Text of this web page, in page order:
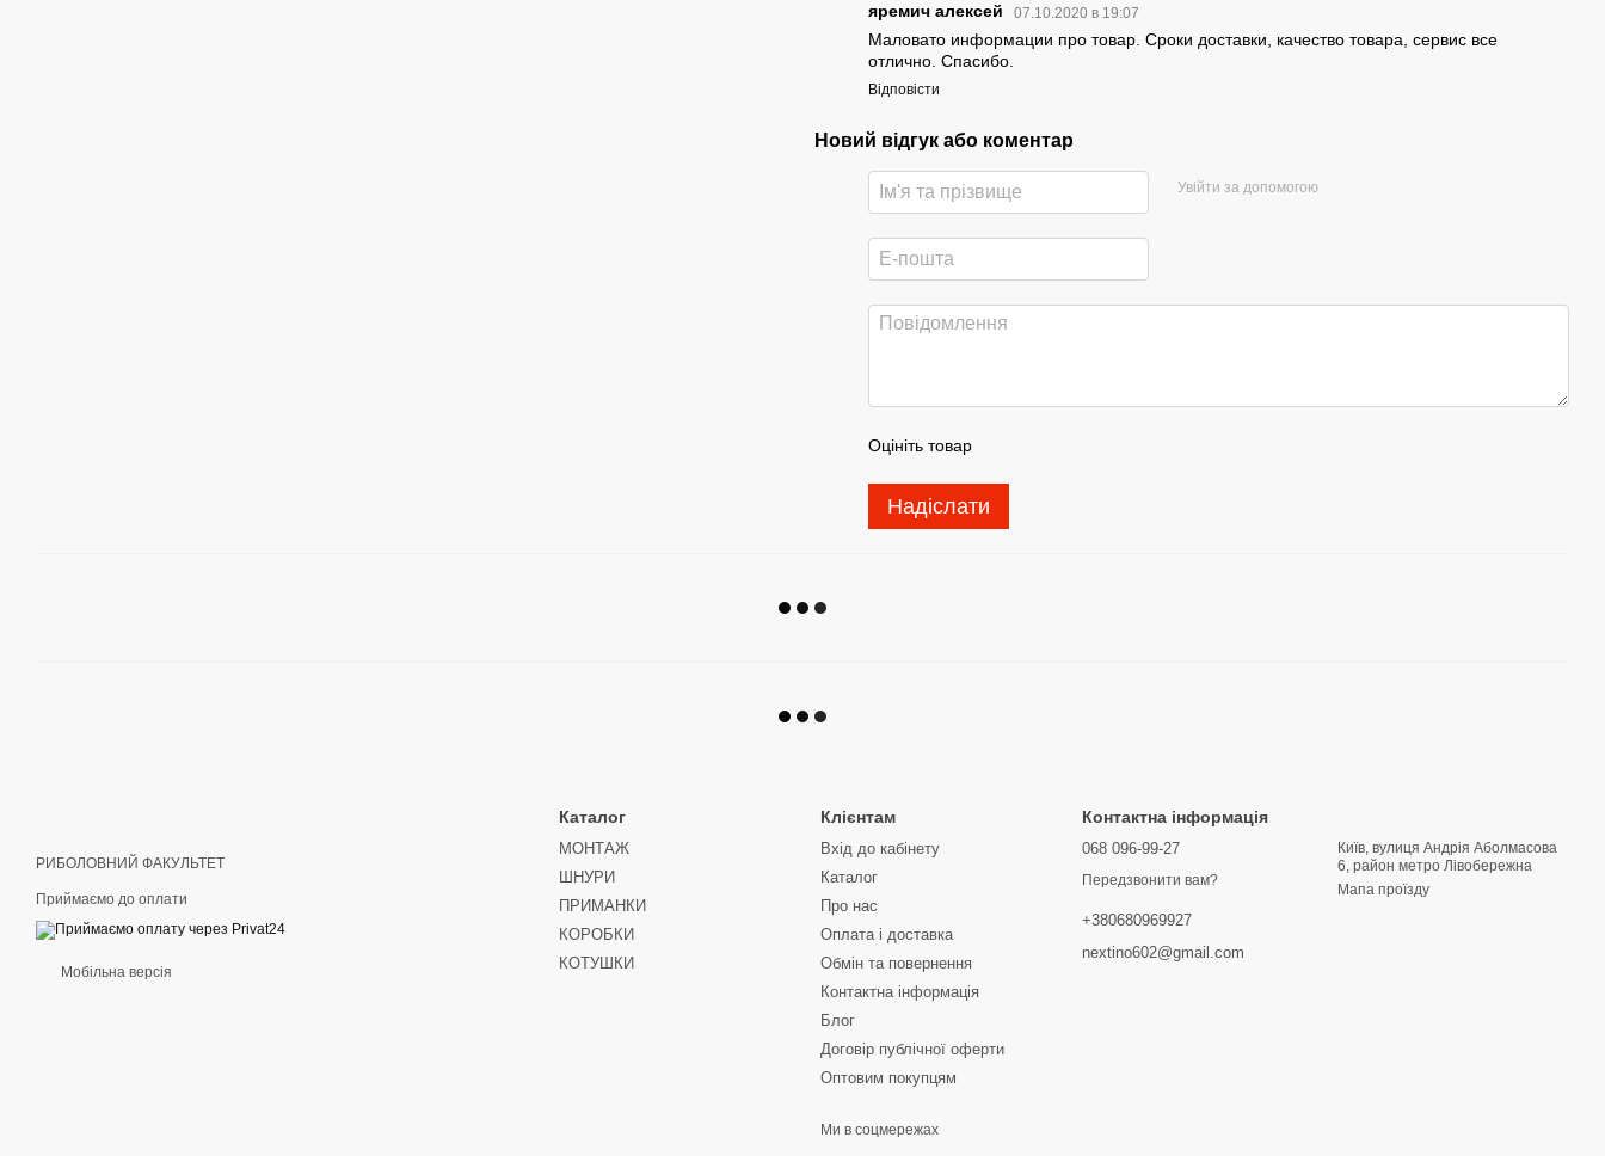
яремич алексей 07.10.2020 в 19:07
Маловато информации про товар. Сроки доставки, качество товара, сервис все
отлично. Спасибо.
Відповісти
Новий відгук або коментар
Увійти за допомогою
Оцініть товар
Надіслати
РИБОЛОВНИЙ ФАКУЛЬТЕТ
Приймаємо до оплати
Мобільна версія
Каталог
МОНТАЖ
ШНУРИ
ПРИМАНКИ
КОРОБКИ
КОТУШКИ
Клієнтам
Вхід до кабінету
Каталог
Про нас
Оплата і доставка
Обмін та повернення
Контактна інформація
Блог
Договір публічної оферти
Оптовим покупцям
Ми в соцмережах
Контактна інформація
068 096-99-27
Передзвонити вам?
+380680969927
nextino602@gmail.com
Київ, вулиця Андрія Аболмасова
6, район метро Лівобережна
Мапа проїзду